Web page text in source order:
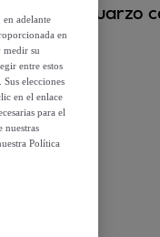
Cuarzo
adelante
en
medir su
entre estos
elecciones
en el enlace
para el
nuestras
Política